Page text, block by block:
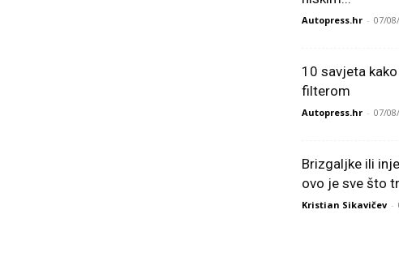
Autopress.hr - 07/
10 savjeta
filterom
Autopress.hr - 07/
Brizgaljke ili
ovo je sve što
Kristian Sikavičev -